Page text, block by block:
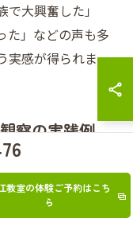
大興奮した」
た」などの声も多
実感が得られま
察の実践例
際、具体的な実践
すくなります。熊
、里山など身近
教室の体験ご予約はこち
ら